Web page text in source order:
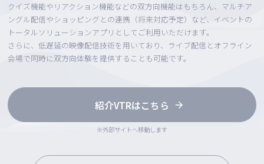
クイズ機能やリアクション機能などの双方向機能はもちろん、マルチア
ングル配信やショッピングとの連携（将来対応予定）など、イベントの
トータルソリューションアプリとしてご利用いただけます。
さらに、低遅延の映像配信技術を用いており、ライブ配信とオフライン
会場で同時に双方向体験を提供することも可能です。
紹介VTRはこちら
※外部サイトへ移動します